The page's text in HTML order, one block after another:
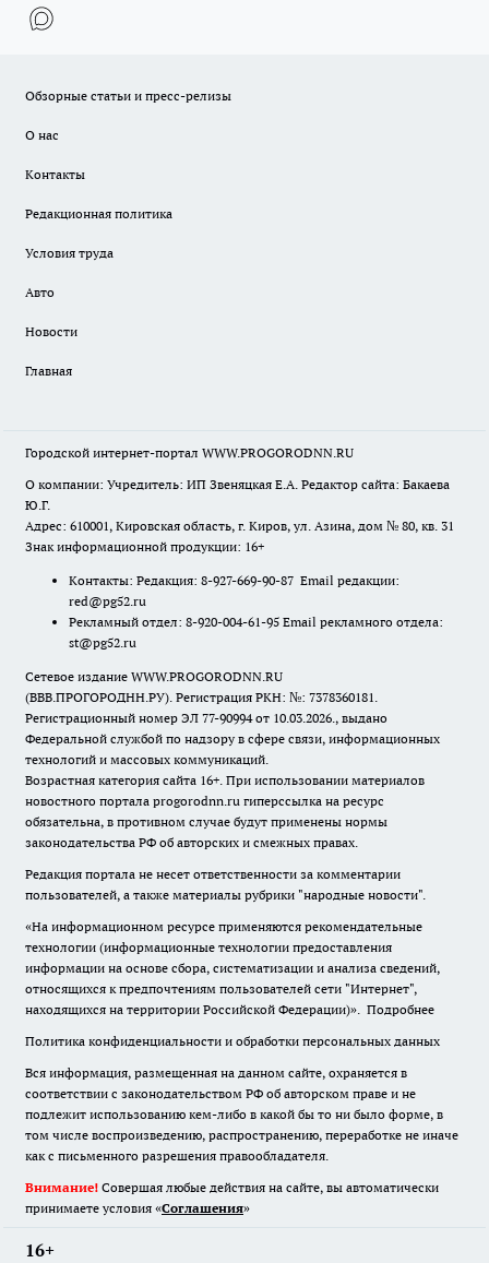
Обзорные статьи и пресс-релизы
О нас
Контакты
Редакционная политика
Условия труда
Авто
Новости
Главная
Городской интернет-портал WWW.PROGORODNN.RU
О компании: Учредитель: ИП Звеняцкая Е.А. Редактор сайта: Бакаева
Ю.Г.
Адрес: 610001, Кировская область, г. Киров, ул. Азина, дом № 80, кв. 31
Знак информационной продукции: 16+
Контакты: Редакция: 8-927-669-90-87 Email редакции:
red@pg52.ru
Рекламный отдел: 8-920-004-61-95 Email рекламного отдела:
st@pg52.ru
Сетевое издание WWW.PROGORODNN.RU
(ВВВ.ПРОГОРОДНН.РУ). Регистрация РКН: №: 7378360181.
Регистрационный номер ЭЛ 77-90994 от 10.03.2026., выдано
Федеральной службой по надзору в сфере связи, информационных
технологий и массовых коммуникаций.
Возрастная категория сайта 16+. При использовании материалов
новостного портала progorodnn.ru гиперссылка на ресурс
обязательна, в противном случае будут применены нормы
законодательства РФ об авторских и смежных правах.
Редакция портала не несет ответственности за комментарии
пользователей, а также материалы рубрики "народные новости".
«На информационном ресурсе применяются рекомендательные
технологии (информационные технологии предоставления
информации на основе сбора, систематизации и анализа сведений,
относящихся к предпочтениям пользователей сети "Интернет",
находящихся на территории Российской Федерации)». Подробнее
Политика конфиденциальности и обработки персональных данных
Вся информация, размещенная на данном сайте, охраняется в
соответствии с законодательством РФ об авторском праве и не
подлежит использованию кем-либо в какой бы то ни было форме, в
том числе воспроизведению, распространению, переработке не иначе
как с письменного разрешения правообладателя.
Внимание! Совершая любые действия на сайте, вы автоматически
принимаете условия «Cоглашения»
16+